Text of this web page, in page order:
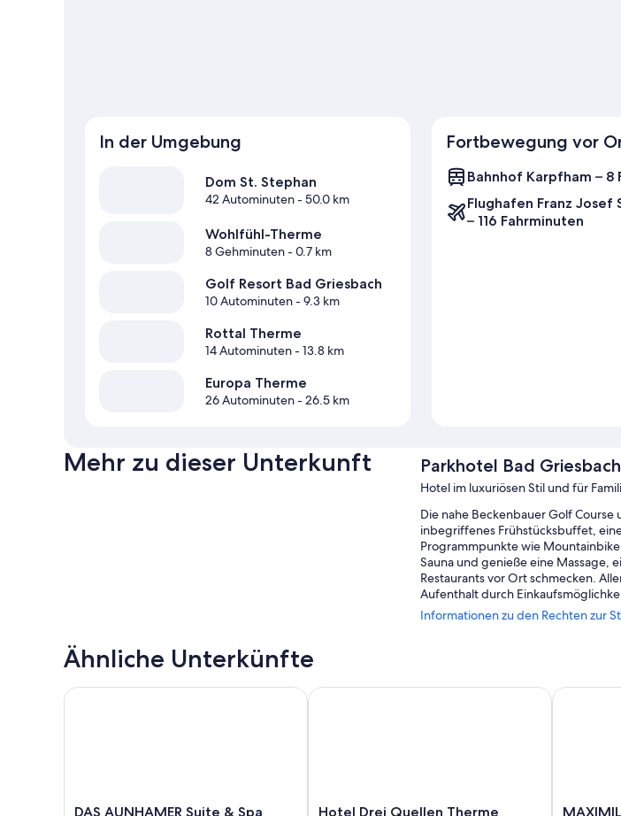
In der Umgebung
Dom St. Stephan
42 Autominuten- 50.0 km
Wohlfühl-Therme
8 Gehminuten- 0.7 km
Golf Resort Bad Griesbach
10 Autominuten- 9.3 km
Rottal Therme
14 Autominuten- 13.8 km
Europa Therme
26 Autominuten- 26.5 km
Fortbewegung vor
Bahnhof Karpfham – 8
Flughafen Franz Josef
– 116 Fahrminuten
Mehr zu dieser Unterkunft Parkhotel Bad Griesbach
Hotel im luxuriösen Stil und für
Die nahe Beckenbauer Golf
inbegriffenes Frühstücksbuffet,
Programmpunkte wie
Sauna und genieße eine Massage,
Restaurants vor Ort schmecken.
Aufenthalt durch
Außerdem erwarten dich Extras wie:
Eine Ladestation für
Informationen zu den Rechten zur
Ähnliche Unterkünfte
DAS
DAS AUNHAMER Suite & Spa
DAS AUNHAMER Suite & Spa Hotel - Adults Only
Hotel
Hotel Drei Quellen Therme
Hotel Drei Quellen Therme